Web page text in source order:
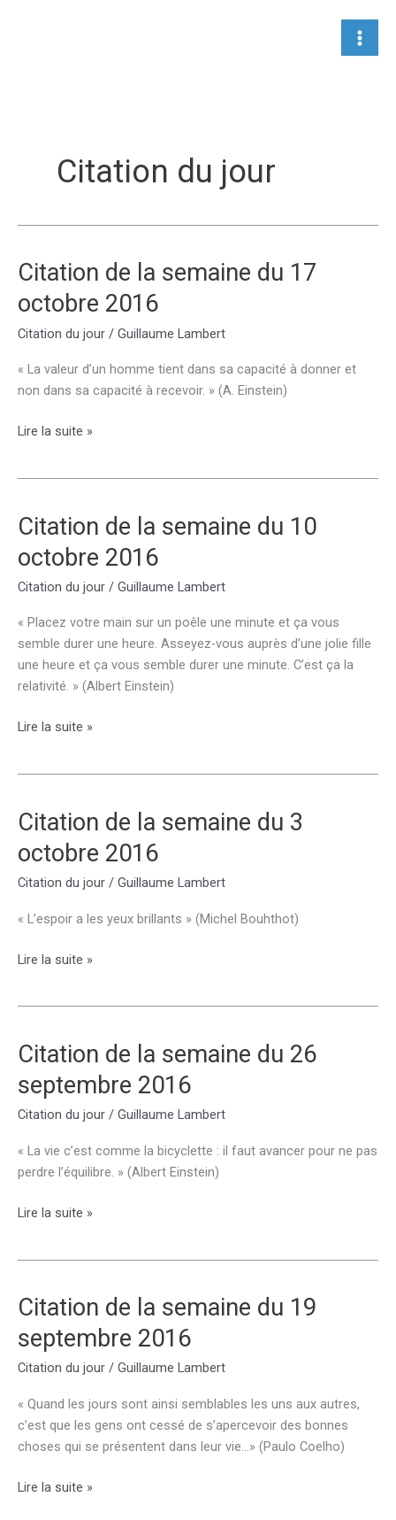
Citation du jour
Citation de la semaine du 17
octobre 2016
Citation du jour / Guillaume Lambert
« La valeur d’un homme tient dans sa capacité à donner et
non dans sa capacité à recevoir. » (A. Einstein)
Citation
du
17
octobre
2016
Lire la suite »
Citation de la semaine du 10
octobre 2016
Citation du jour / Guillaume Lambert
« Placez votre main sur un poêle une minute et ça vous
semble durer une heure. Asseyez-vous auprès d’une jolie fille
une heure et ça vous semble durer une minute. C’est ça la
relativité. » (Albert Einstein)
Citation
du
10
octobre
2016
Lire la suite »
Citation de la semaine du 3
octobre 2016
Citation du jour / Guillaume Lambert
« L’espoir a les yeux brillants » (Michel Bouhthot)
Citation
du
3
octobre
2016
Lire la suite »
Citation de la semaine du 26
septembre 2016
Citation du jour / Guillaume Lambert
« La vie c’est comme la bicyclette : il faut avancer pour ne pas
perdre l’équilibre. » (Albert Einstein)
Citation
du
26
septembre
2016
Lire la suite »
Citation de la semaine du 19
septembre 2016
Citation du jour / Guillaume Lambert
« Quand les jours sont ainsi semblables les uns aux autres,
c’est que les gens ont cessé de s’apercevoir des bonnes
choses qui se présentent dans leur vie…» (Paulo Coelho)
Citation
Lire la suite »